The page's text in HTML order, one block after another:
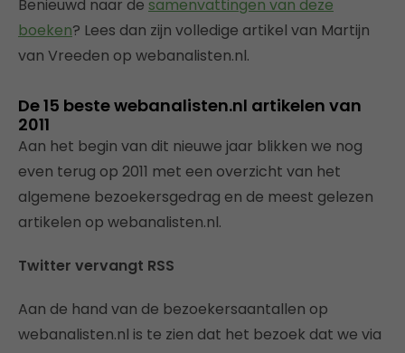
Benieuwd naar de samenvattingen van deze
boeken? Lees dan zijn volledige artikel van Martijn
van Vreeden op webanalisten.nl.
De 15 beste webanalisten.nl artikelen van
2011
Aan het begin van dit nieuwe jaar blikken we nog
even terug op 2011 met een overzicht van het
algemene bezoekersgedrag en de meest gelezen
artikelen op webanalisten.nl.
Twitter vervangt RSS
Aan de hand van de bezoekersaantallen op
webanalisten.nl is te zien dat het bezoek dat we via